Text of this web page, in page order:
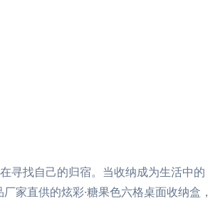
找自己的归宿。当收纳成为生活中的
家直供的炫彩·糖果色六格桌面收纳盒，